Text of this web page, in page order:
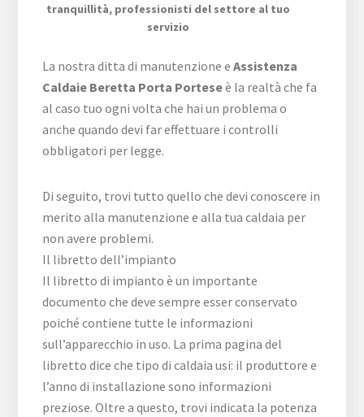
tranquillità, professionisti del settore al tuo
servizio
La nostra ditta di manutenzione eAssistenza
Caldaie Beretta Porta Porteseè la realtà che fa
al caso tuo ogni volta che hai un problema o
anche quando devi far effettuare i controlli
obbligatori per legge.
Di seguito, trovi tutto quello che devi conoscere in
merito alla manutenzione e alla tua caldaia per
non avere problemi.
Il libretto dell’impianto
Il libretto di impianto è un importante
documento che deve sempre esser conservato
poiché contiene tutte le informazioni
sull’apparecchio in uso. La prima pagina del
libretto dice che tipo di caldaia usi: il produttore e
l’anno di installazione sono informazioni
preziose. Oltre a questo, trovi indicata la potenza